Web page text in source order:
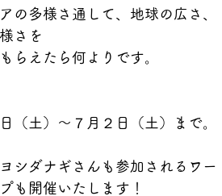
の多様さ通して、地球の広さ、
さを
らえたら何よりです。
（土）～７月２日（土）まで。
シダナギさんも参加されるワー
も開催いたします！